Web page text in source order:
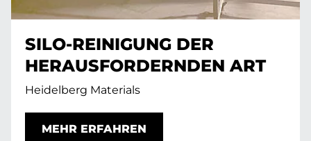
SILO-REINIGUNG DER
HERAUSFORDERNDEN ART
Heidelberg Materials
MEHR ERFAHREN